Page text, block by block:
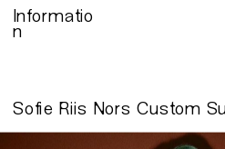
Sofie Riis Nors Custom
Informatio
n